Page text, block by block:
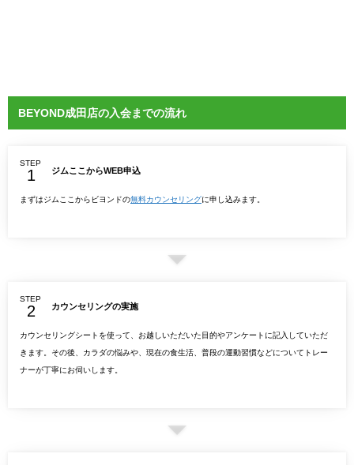
BEYOND成田店の入会までの流れ
STEP
ジムここからWEB申込
まずはジムここからビヨンドの無料カウンセリングに申し込みます。
STEP
カウンセリングの実施
カウンセリングシートを使って、お越しいただいた目的やアンケートに記入していただ
きます。その後、カラダの悩みや、現在の食生活、普段の運動習慣などについてトレー
ナーが丁寧にお伺いします。